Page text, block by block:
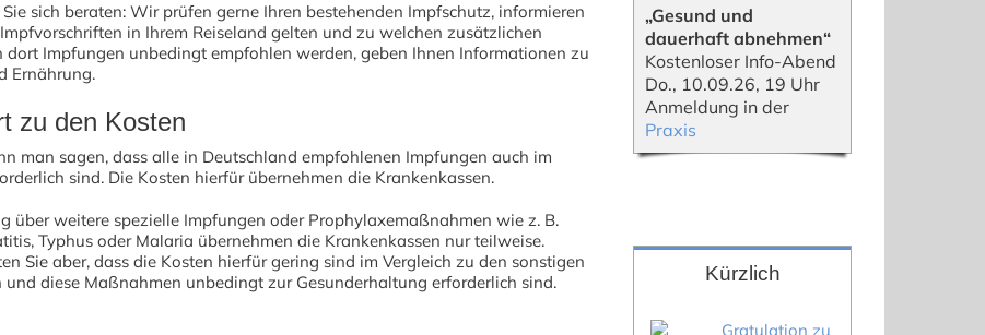
sich beraten: Wir prüfen gerne Ihren bestehenden Impfschutz, informieren
in Ihrem Reiseland gelten und zu welchen zusätzlichen
dort Impfungen unbedingt empfohlen werden, geben Ihnen Informationen zu
Ernährung.
zu den Kosten
man sagen, dass alle in Deutschland empfohlenen Impfungen auch im
sind. Die Kosten hierfür übernehmen die Krankenkassen.
über weitere spezielle Impfungen oder Prophylaxemaßnahmen wie z. B.
Typhus oder Malaria übernehmen die Krankenkassen nur teilweise.
Sie aber, dass die Kosten hierfür gering sind im Vergleich zu den sonstigen
und diese Maßnahmen unbedingt zur Gesunderhaltung erforderlich sind.
„Gesund und
dauerhaft abnehmen“
Kostenloser Info-Abend
Do., 10.09.26, 19 Uhr
Anmeldung in der
Praxis
Kürzlich
Gratulation zu